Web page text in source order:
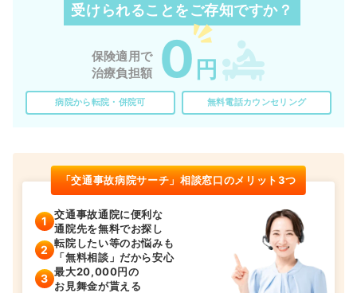
受けられることをご存知ですか？
保険適用で
治療負担額
0 円
病院から転院・併院可 無料電話カウンセリング
「交通事故病院サーチ」相談窓口のメリット3つ
交通事故通院に便利な
通院先を無料でお探し
転院したい等のお悩みも
「無料相談」だから安心
最大20,000円の
お見舞金が貰える